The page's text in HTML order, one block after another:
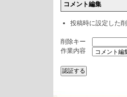
コメント編集
投稿時に設定した
削除キー
作業内容